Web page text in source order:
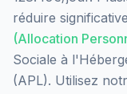
réduire
(Allocation
Sociale à
(APL). Utilisez